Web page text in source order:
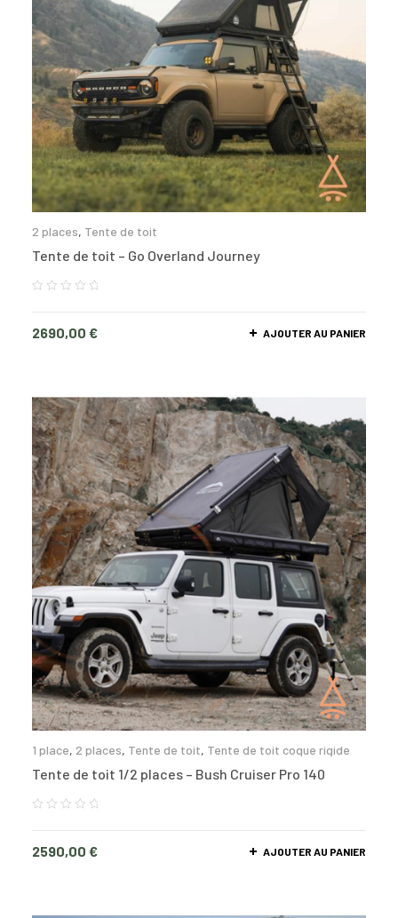
2 places, Tente de toit
Tente de toit – Go Overland Journey
2690,00 € AJOUTER AU PANIER
1 place, 2 places, Tente de toit, Tente de toit coque rigide
Tente de toit 1/2 places – Bush Cruiser Pro 140
2590,00 € AJOUTER AU PANIER